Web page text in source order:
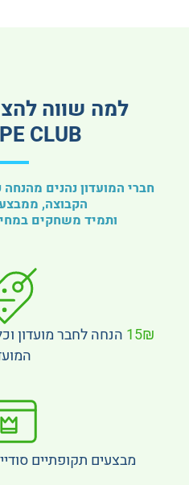
למה שווה
CLUB?
חברי המועדון נהנים
הקבוצה,
ותמיד משחקים
15₪ הנחה לחבר מועדון
מבצעים תקופתיים